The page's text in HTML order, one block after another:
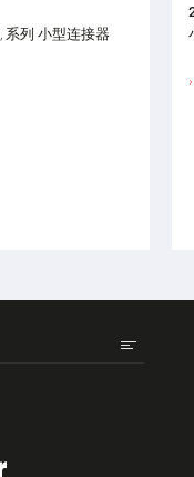
系列 小型连接器